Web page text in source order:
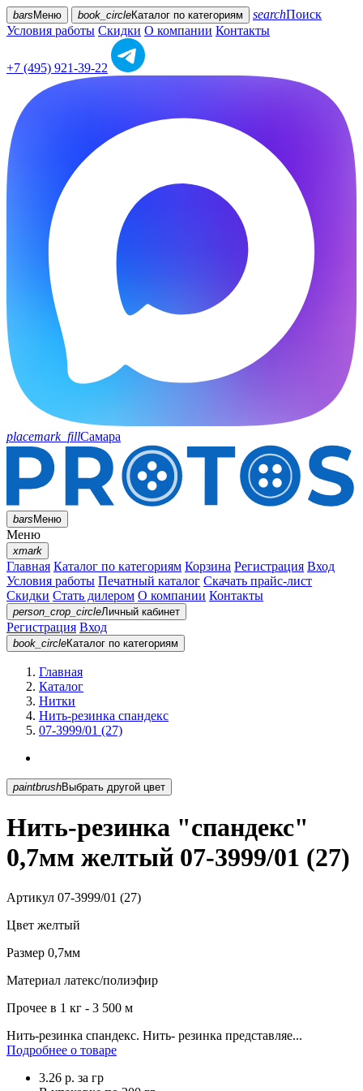
bars Меню book_circleКаталог по категориям searchПоиск
Условия работы Скидки О компании Контакты
+7 (495) 921-39-22
placemark_fillСамара
barsМеню
Меню
xmark
Главная Каталог по категориям Корзина Регистрация Вход
Условия работы Печатный каталог Скачать прайс-лист
Скидки Стать дилером О компании Контакты
person_crop_circleЛичный кабинет
Регистрация Вход
book_circleКаталог по категориям
Главная
Каталог
Нитки
Нить-резинка спандекс
07-3999/01 (27)
paintbrush Выбрать другой цвет
Нить-резинка "спандекс"
0,7мм желтый 07-3999/01 (27)
Артикул 07-3999/01 (27)
Цвет желтый
Размер 0,7мм
Материал латекс/полиэфир
Прочее в 1 кг - 3 500 м
Нить-резинка спандекс. Нить- резинка представляе...
Подробнее о товаре
3.26 р. за гр